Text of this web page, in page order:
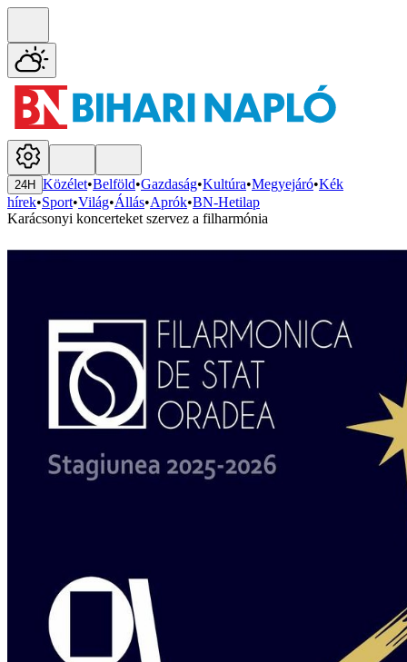
24H Közélet•Belföld•Gazdaság•Kultúra•Megyejáró•Kék
hírek•Sport•Világ•Állás•Aprók•BN-Hetilap
Karácsonyi koncerteket szervez a filharmónia